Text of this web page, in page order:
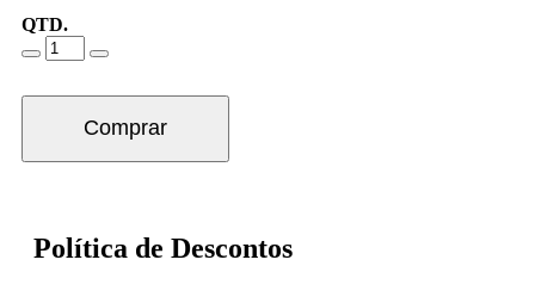
QTD.
Comprar
Política de Descontos